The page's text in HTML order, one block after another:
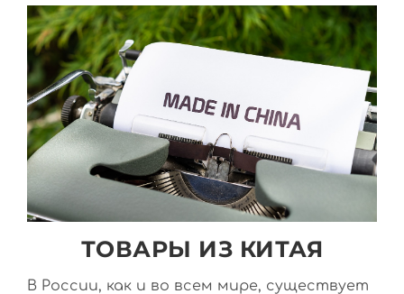
ТОВАРЫ ИЗ КИТАЯ
В России, как и во всем мире, существует